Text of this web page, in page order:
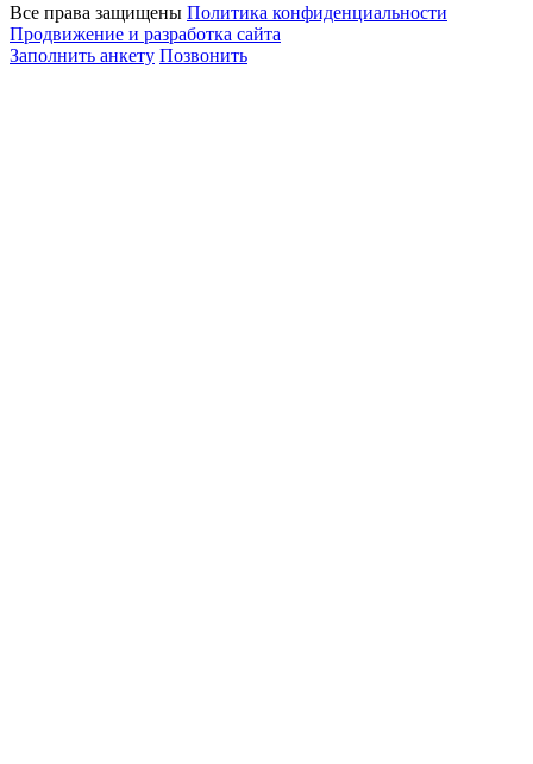
Все права защищены Политика конфиденциальности
Продвижение и разработка сайта
Заполнить анкету Позвонить